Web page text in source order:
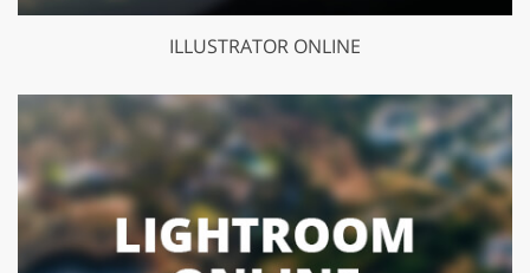
ILLUSTRATOR ONLINE